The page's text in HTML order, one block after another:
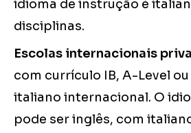
idioma de instrução é
disciplinas.
Escolas internacionais
com currículo IB, A-Level
italiano internacional. O
pode ser inglês, com